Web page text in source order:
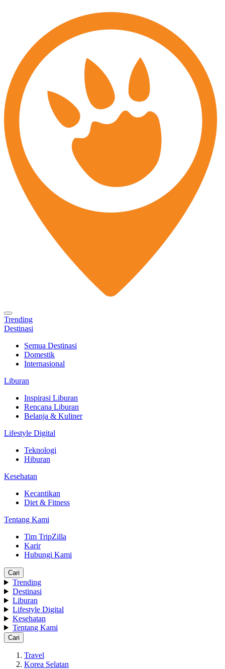
Trending
Destinasi
Semua Destinasi
Domestik
Internasional
Liburan
Inspirasi Liburan
Rencana Liburan
Belanja & Kuliner
Lifestyle Digital
Teknologi
Hiburan
Kesehatan
Kecantikan
Diet & Fitness
Tentang Kami
Tim TripZilla
Karir
Hubungi Kami
Cari
Trending
Destinasi
Liburan
Lifestyle Digital
Kesehatan
Tentang Kami
Cari
Travel
Korea Selatan